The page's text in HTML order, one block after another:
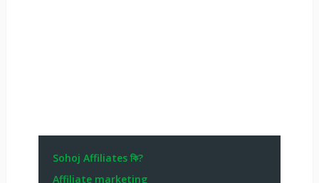
Sohoj Affiliates কি?